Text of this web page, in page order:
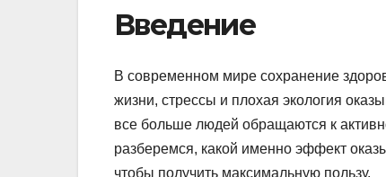
Введение
В современном мире сохранение
жизни, стрессы и плохая экология
все больше людей обращаются к
разберемся, какой именно эффект
чтобы получить максимальную пользу.